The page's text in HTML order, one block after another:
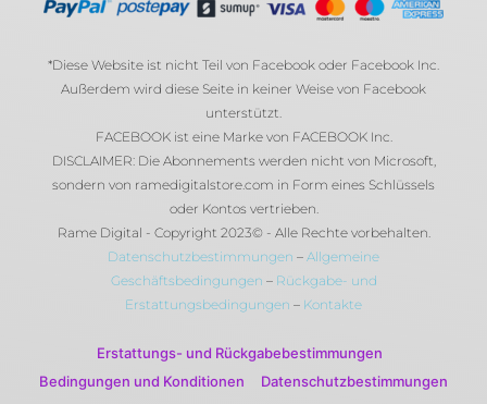
*Diese Website ist nicht Teil von Facebook oder Facebook Inc.
Außerdem wird diese Seite in keiner Weise von Facebook
unterstützt.
FACEBOOK ist eine Marke von FACEBOOK Inc.
DISCLAIMER: Die Abonnements werden nicht von Microsoft,
sondern von ramedigitalstore.com in Form eines Schlüssels
oder Kontos vertrieben.
Rame Digital - Copyright 2023© - Alle Rechte vorbehalten.
Datenschutzbestimmungen – Allgemeine
Geschäftsbedingungen – Rückgabe- und
Erstattungsbedingungen – Kontakte
Erstattungs- und Rückgabebestimmungen
Bedingungen und Konditionen
Datenschutzbestimmungen